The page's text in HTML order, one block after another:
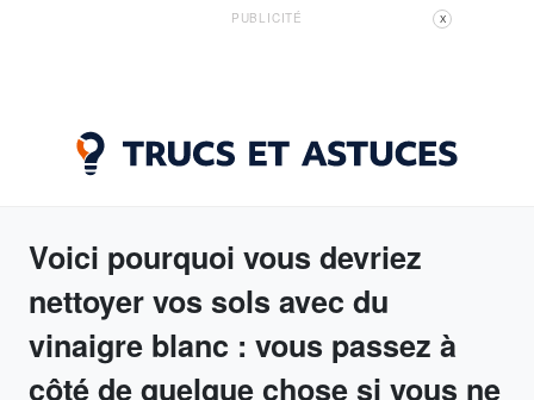
PUBLICITÉ X
Voici pourquoi vous devriez
nettoyer vos sols avec du
vinaigre blanc : vous passez à
côté de quelque chose si vous ne